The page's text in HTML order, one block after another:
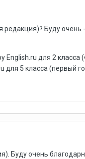
редакция)? Буду очень
English.ru для 2 класса
для 5 класса (первый
Буду очень